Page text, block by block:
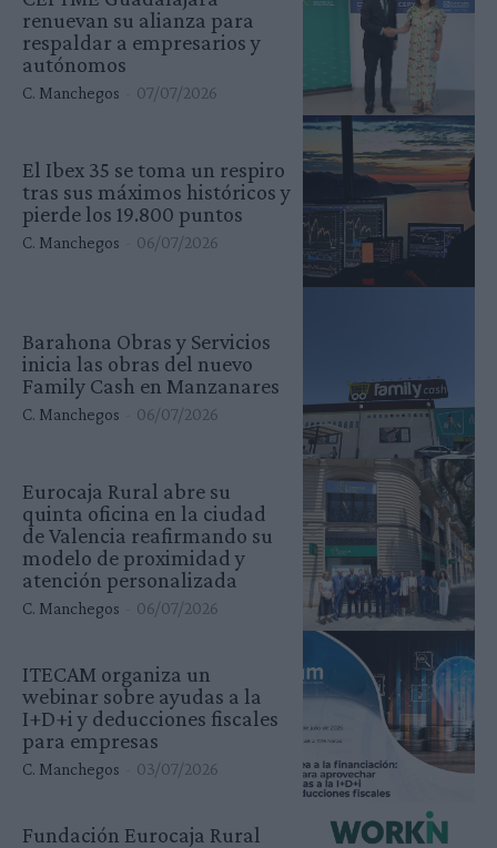
renuevan su alianza para
respaldar a empresarios y
autónomos
C. Manchegos 07/07/2026
El Ibex 35 se toma un respiro
tras sus máximos históricos y
pierde los 19.800 puntos
C. Manchegos 06/07/2026
Barahona Obras y Servicios
inicia las obras del nuevo
Family Cash en Manzanares
C. Manchegos 06/07/2026
Eurocaja Rural abre su
quinta oficina en la ciudad
de Valencia reafirmando su
modelo de proximidad y
atención personalizada
C. Manchegos 06/07/2026
ITECAM organiza un
webinar sobre ayudas a la
I+D+i y deducciones fiscales
para empresas
C. Manchegos 03/07/2026
Fundación Eurocaja Rural